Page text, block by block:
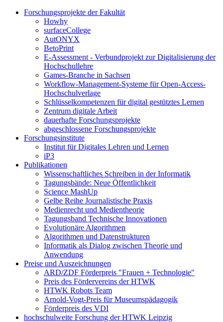
Forschungsprojekte der Fakultät
Howhy
surfaceCollege
AutONYX
BetoPrint
E-Assessment - Verbundprojekt zur Digitalisierung der
Hochschullehre
Games-Branche in Sachsen
Workflow-Management-Systeme für Open-Access-
Hochschulverlage
Schlüsselkompetenzen für digital gestütztes Lernen
Zentrum digitale Arbeit
dauerhafte Forschungsprojekte
abgeschlossene Forschungsprojekte
Forschungsinstitute
Institut für Digitales Lehren und Lernen
iP3
Publikationen
Wissenschaftliches Schreiben in der Informatik
Tagungsbände: Neue Öffentlichkeit
Science MashUp
Gelbe Reihe Journalistische Praxis
Medienrecht und Medientheorie
Tagungsband Technische Innovationen
Evolutionäre Algorithmen
Algorithmen und Datenstrukturen
Informatik als Dialog zwischen Theorie und
Anwendung
Preise und Auszeichnungen
ARD/ZDF Förderpreis "Frauen + Technologie"
Preis des Fördervereins der HTWK
HTWK Robots Team
Arnold-Vogt-Preis für Museumspädagogik
Förderpreis des VDI
hochschulweite Forschung der HTWK Leipzig